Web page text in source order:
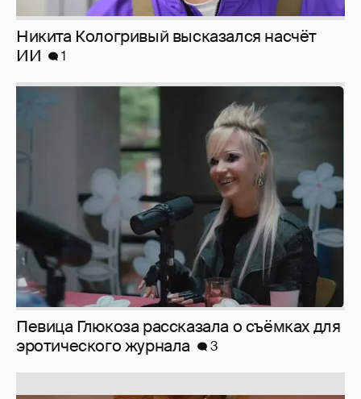
Певица Глюкоза рассказала о съёмках для
эротического журнала
3